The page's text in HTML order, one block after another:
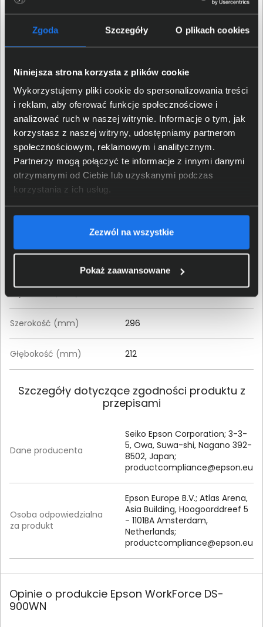
Zgoda Szczegóły O plikach cookies
Niniejsza strona korzysta z plików cookie
Wykorzystujemy pliki cookie do spersonalizowania treści
i reklam, aby oferować funkcje społecznościowe i
analizować ruch w naszej witrynie. Informacje o tym, jak
korzystasz z naszej witryny, udostępniamy partnerom
społecznościowym, reklamowym i analitycznym.
Partnerzy mogą połączyć te informacje z innymi danymi
otrzymanymi od Ciebie lub uzyskanymi podczas
korzystania z ich usług.
Zezwól na wszystkie
Pokaż zaawansowane
Typ bezprzewodowej
karty sieciowej
802.11 b/g/n
Gwarancja
Typ gwarancji Producenta
Czas trwania gwarancji 12 miesięcy
Szczegółowe warunki
gwarancji
Pobierz
Biały, Czarny
Szerokość (mm) 296‎
Głębokość (mm) 212
Szczegóły dotyczące zgodności produktu z
przepisami
Dane producenta
Seiko Epson Corporation; 3-3-
5, Owa, Suwa-shi, Nagano 392-
8502, Japan;
productcompliance@epson.eu
Osoba odpowiedzialna
za produkt
Epson Europe B.V.; Atlas Arena,
Asia Building, Hoogoorddreef 5
- 1101BA Amsterdam,
Netherlands;
productcompliance@epson.eu
Opinie o produkcie Epson WorkForce DS-
900WN